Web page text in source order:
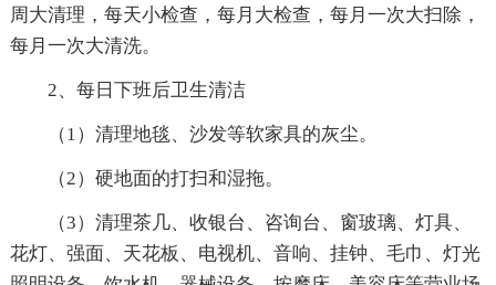
周大清理，每天小检查，每月大检查，每月一次大扫除，
每月一次大清洗。
2、每日下班后卫生清洁
（1）清理地毯、沙发等软家具的灰尘。
（2）硬地面的打扫和湿拖。
（3）清理茶几、收银台、咨询台、窗玻璃、灯具、
花灯、强面、天花板、电视机、音响、挂钟、毛巾、灯光